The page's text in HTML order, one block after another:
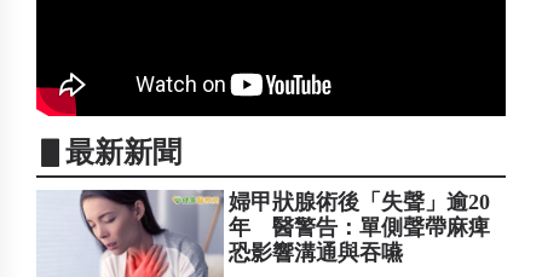
▋最新新聞
婦甲狀腺術後「失聲」逾20
年 醫警告：單側聲帶麻痺
恐影響溝通與吞嚥